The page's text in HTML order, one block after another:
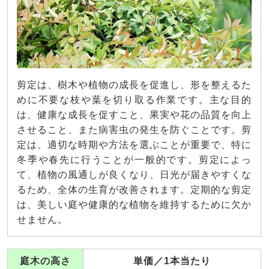
剪定は、樹木や植物の成長を促進し、形を整えるた
めに不要な枝や葉を切り取る作業です。主な目的
は、健康な成長を促すこと、果実や花の品質を向上
させること、また病害虫の発生を防ぐことです。剪
定は、適切な時期や方法を選ぶことが重要で、特に
冬季や春先に行うことが一般的です。剪定によっ
て、植物の風通しが良くなり、日光が届きやすくな
るため、全体の生育が改善されます。定期的な剪定
は、美しい庭や健康的な植物を維持するために欠か
せません。
庭木の高さ 単価／1本当たり